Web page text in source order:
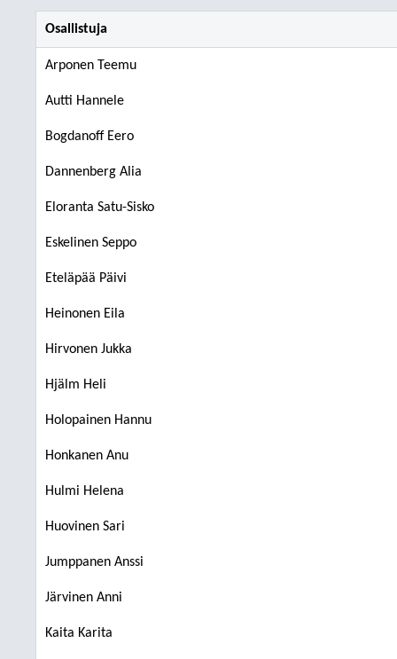
Osallistuja
Arponen Teemu
Autti Hannele
Bogdanoff Eero
Dannenberg Alia
Eloranta Satu-Sisko
Eskelinen Seppo
Eteläpää Päivi
Heinonen Eila
Hirvonen Jukka
Hjälm Heli
Holopainen Hannu
Honkanen Anu
Hulmi Helena
Huovinen Sari
Jumppanen Anssi
Järvinen Anni
Kaita Karita